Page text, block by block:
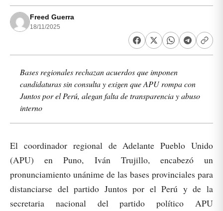
Freed Guerra
18/11/2025
Bases regionales rechazan acuerdos que imponen
candidaturas sin consulta y exigen que APU rompa con
Juntos por el Perú, alegan falta de transparencia y abuso
interno
El coordinador regional de Adelante Pueblo Unido
(APU) en Puno, Iván Trujillo, encabezó un
pronunciamiento unánime de las bases provinciales para
distanciarse del partido Juntos por el Perú y de la
secretaria nacional del partido político APU